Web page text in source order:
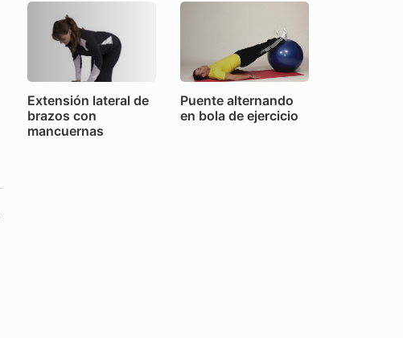
Extensión lateral de
brazos con
mancuernas
Puente alternando
en bola de ejercicio